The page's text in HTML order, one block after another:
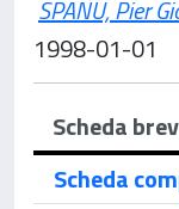
SPANU, Pier
1998-01-01
Scheda
Scheda